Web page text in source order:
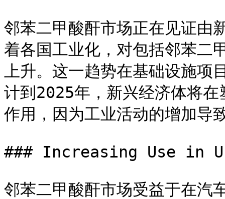
邻苯二甲酸酐市场正在见证由
着各国工业化，对包括邻苯二
上升。这一趋势在基础设施
计到2025年，新兴经济体将
作用，因为工业活动的增加导
### Increasing Use in
邻苯二甲酸酐市场受益于在汽